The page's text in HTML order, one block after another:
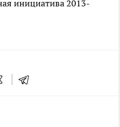
инициатива 2013-